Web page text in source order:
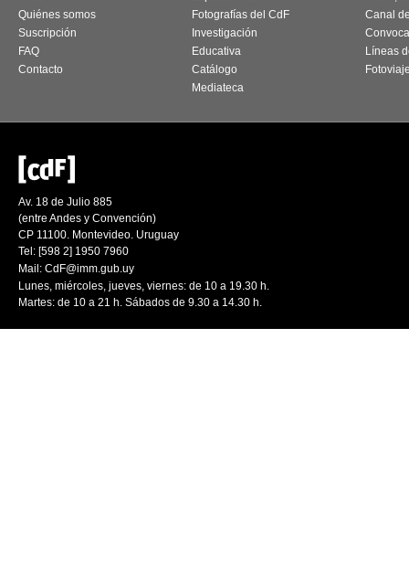
Quiénes somos
Suscripción
FAQ
Contacto
Fotografías del CdF
Investigación
Educativa
Catálogo
Mediateca
Canal
Líneas
Av. 18 de Julio 885
(entre Andes y Convención)
CP 11100. Montevideo. Uruguay
Tel: [598 2] 1950 7960
Mail: CdF@imm.gub.uy
Lunes, miércoles, jueves, viernes: de 10 a 19.30 h.
Martes: de 10 a 21 h. Sábados de 9.30 a 14.30 h.